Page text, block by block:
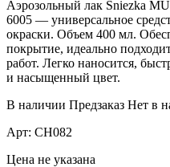
Аэрозольный лак Sniezka
6005 — универсальное
окраски. Объем 400 мл.
покрытие, идеально
работ. Легко наносится,
и насыщенный цвет.
В наличии Предзаказ Нет в
Арт: СН082
Цена не указана